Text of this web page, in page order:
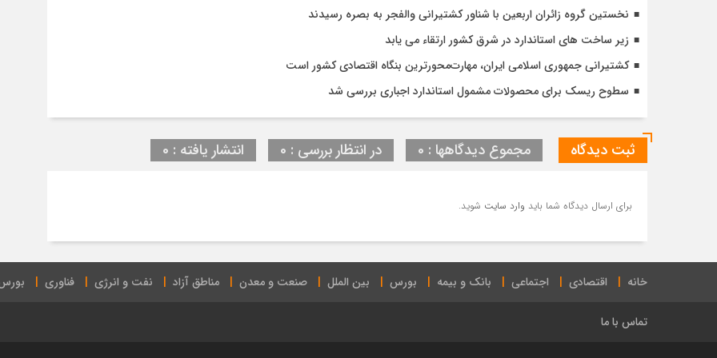
نخستین گروه زائران اربعین با شناور کشتیرانی والفجر به بصره رسیدند
زیر ساخت های استاندارد در شرق کشور ارتقاء می یابد
کشتیرانی جمهوری اسلامی ایران، مهارت‌محورترین بنگاه اقتصادی کشور است
سطوح ریسک برای محصولات مشمول استاندارد اجباری بررسی شد
ثبت دیدگاه مجموع دیدگاهها : 0 در انتظار بررسی : 0 انتشار یافته : 0
برای ارسال دیدگاه شما باید وارد سایت شوید.
خانه اقتصادی اجتماعی بانک و بیمه بورس بین الملل صنعت و معدن مناطق آزاد نفت و انرژی فناوری
تماس با ما